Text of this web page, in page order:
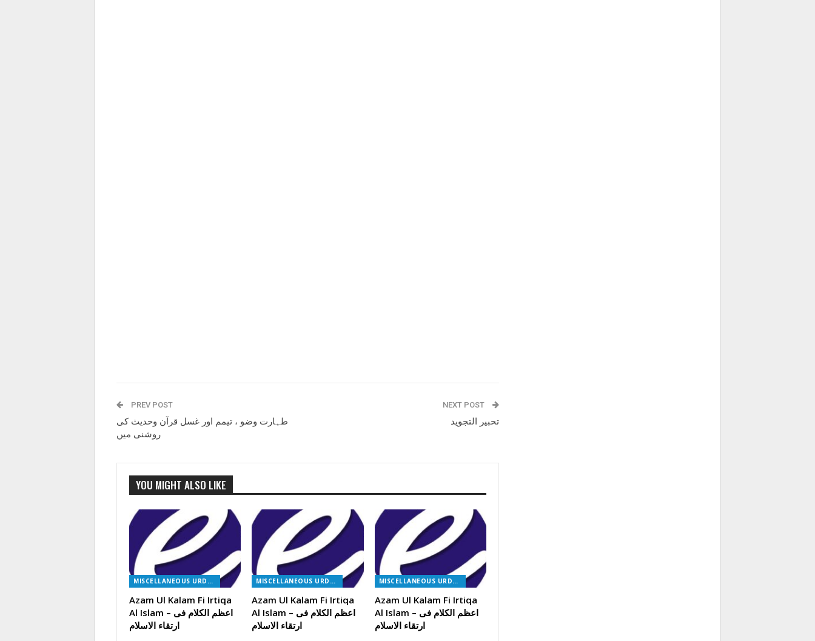
PREV POST
طہارت وضو ، تیمم اور غسل قرآن وحدیث کی
روشنی میں
NEXT POST
تحبیر التجوید
YOU MIGHT ALSO LIKE
MISCELLANEOUS URDU BOOKS
Azam Ul Kalam Fi Irtiqa
Al Islam – اعظم الکلام فی
ارتقاء الاسلام
MISCELLANEOUS URDU BOOKS
Azam Ul Kalam Fi Irtiqa
Al Islam – اعظم الکلام فی
ارتقاء الاسلام
MISCELLANEOUS URDU BOOKS
Azam Ul Kalam Fi Irtiqa
Al Islam – اعظم الکلام فی
ارتقاء الاسلام